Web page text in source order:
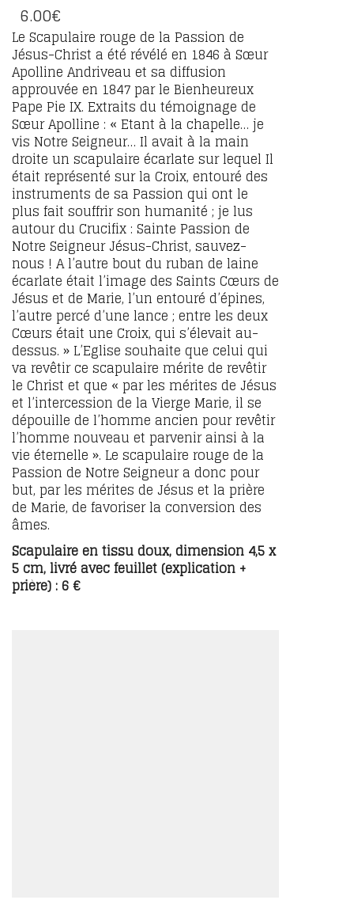
6.00€
Le Scapulaire rouge de la Passion de
Jésus-Christ a été révélé en 1846 à Sœur
Apolline Andriveau et sa diffusion
approuvée en 1847 par le Bienheureux
Pape Pie IX. Extraits du témoignage de
Sœur Apolline : « Etant à la chapelle… je
vis Notre Seigneur… Il avait à la main
droite un scapulaire écarlate sur lequel Il
était représenté sur la Croix, entouré des
instruments de sa Passion qui ont le
plus fait souffrir son humanité ; je lus
autour du Crucifix : Sainte Passion de
Notre Seigneur Jésus-Christ, sauvez-
nous ! A l’autre bout du ruban de laine
écarlate était l’image des Saints Cœurs de
Jésus et de Marie, l’un entouré d’épines,
l’autre percé d’une lance ; entre les deux
Cœurs était une Croix, qui s’élevait au-
dessus. » L’Eglise souhaite que celui qui
va revêtir ce scapulaire mérite de revêtir
le Christ et que « par les mérites de Jésus
et l’intercession de la Vierge Marie, il se
dépouille de l’homme ancien pour revêtir
l’homme nouveau et parvenir ainsi à la
vie éternelle ». Le scapulaire rouge de la
Passion de Notre Seigneur a donc pour
but, par les mérites de Jésus et la prière
de Marie, de favoriser la conversion des
âmes.
Scapulaire en tissu doux, dimension 4,5 x
5 cm, livré avec feuillet (explication +
prière) : 6 €